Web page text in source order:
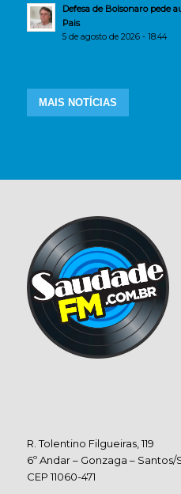
Defesa de Bolsonaro pede
Pais
5 de agosto de 2026 - 18:44
MAIS NOTÍCIAS
R. Tolentino Filgueiras, 119
6º Andar – Gonzaga – Santos/
CEP 11060-471